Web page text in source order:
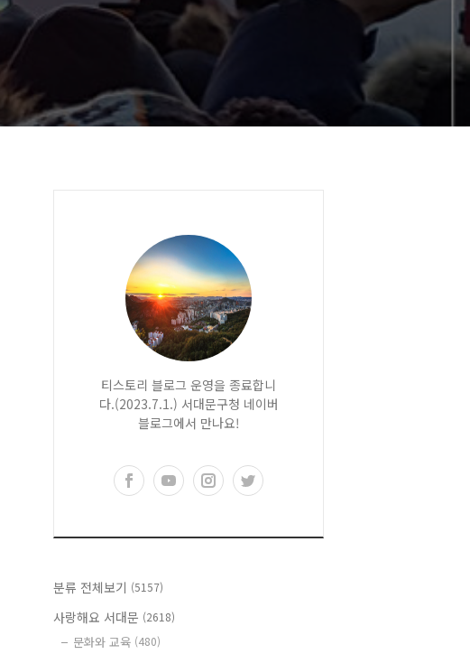
티스토리 블로그 운영을 종료합니
다.(2023.7.1.) 서대문구청 네이버
블로그에서 만나요!
분류 전체보기 (5157)
사랑해요 서대문 (2618)
문화와 교육 (480)